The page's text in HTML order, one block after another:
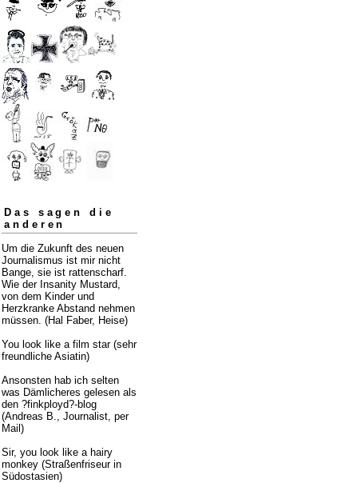
Das sagen die
anderen
Um die Zukunft des neuen
Journalismus ist mir nicht
Bange, sie ist rattenscharf.
Wie der Insanity Mustard,
von dem Kinder und
Herzkranke Abstand nehmen
müssen. (Hal Faber, Heise)
You look like a film star (sehr
freundliche Asiatin)
Ansonsten hab ich selten
was Dämlicheres gelesen als
den ?finkployd?-blog
(Andreas B., Journalist, per
Mail)
Sir, you look like a hairy
monkey (Straßenfriseur in
Südostasien)